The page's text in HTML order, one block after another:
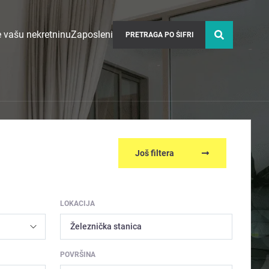
vašu nekretninuZaposleni
Još filtera
LOKACIJA
Železnička stanica
POVRŠINA